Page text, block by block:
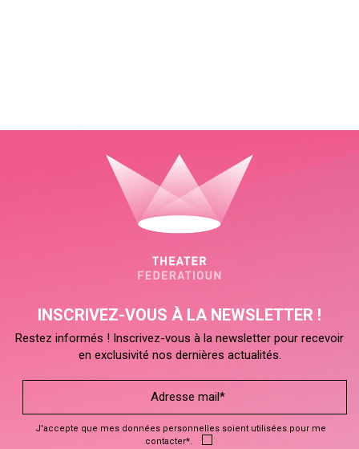
INSCRIVEZ-VOUS À LA NEWSLETTER !
Restez informés ! Inscrivez-vous à la newsletter pour recevoir
en exclusivité nos dernières actualités.
J'accepte que mes données personnelles soient utilisées pour me
contacter*.